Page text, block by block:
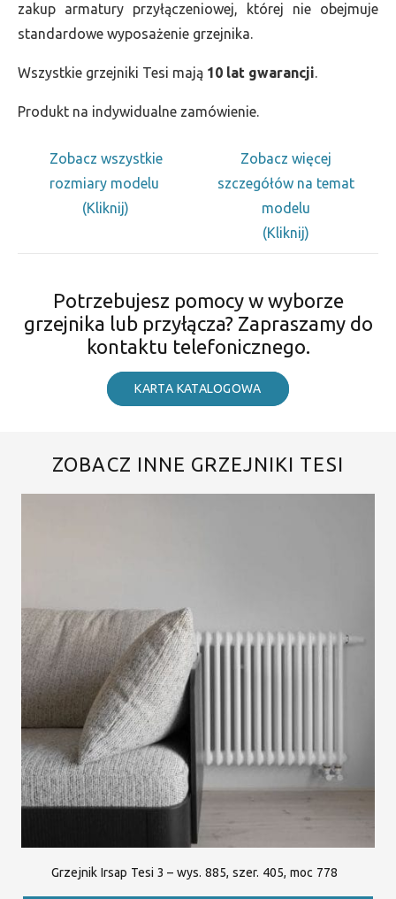
zakup armatury przyłączeniowej, której nie obejmuje
standardowe wyposażenie grzejnika.
Wszystkie grzejniki Tesi mają 10 lat gwarancji.
Produkt na indywidualne zamówienie.
Zobacz wszystkie
rozmiary modelu
(Kliknij)
Zobacz więcej
szczegółów na temat
modelu
(Kliknij)
Potrzebujesz pomocy w wyborze
grzejnika lub przyłącza? Zapraszamy do
kontaktu telefonicznego.
KARTA KATALOGOWA
ZOBACZ INNE GRZEJNIKI TESI
Grzejnik Irsap Tesi 3 – wys. 885, szer. 405, moc 778